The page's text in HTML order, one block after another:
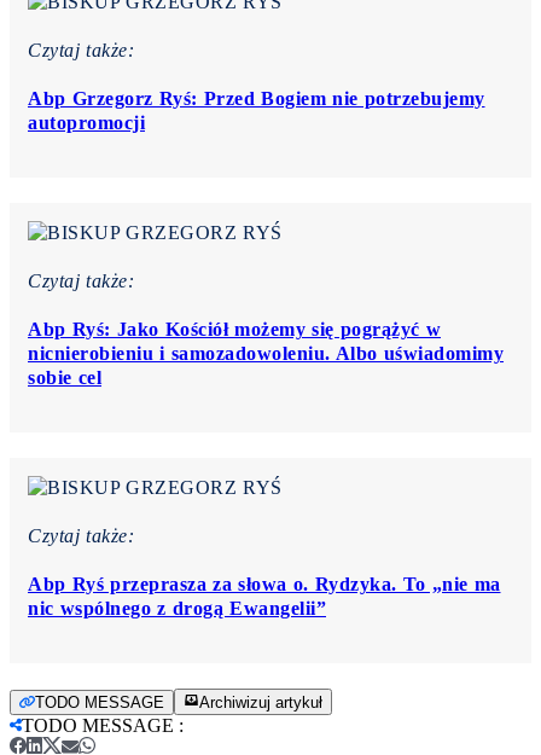
Czytaj także:
Abp Grzegorz Ryś: Przed Bogiem nie potrzebujemy
autopromocji
Czytaj także:
Abp Ryś: Jako Kościół możemy się pogrążyć w
nicnierobieniu i samozadowoleniu. Albo uświadomimy
sobie cel
Czytaj także:
Abp Ryś przeprasza za słowa o. Rydzyka. To „nie ma
nic wspólnego z drogą Ewangelii”
TODO MESSAGE Archiwizuj artykuł
TODO MESSAGE :